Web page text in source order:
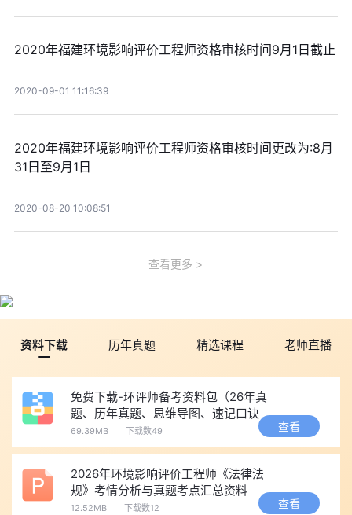
2020年福建环境影响评价工程师资格审核时间9月1日截止
2020-09-01 11:16:39
2020年福建环境影响评价工程师资格审核时间更改为:8月
31日至9月1日
2020-08-20 10:08:51
查看更多
资料下载 历年真题 精选课程 老师直播
免费下载-环评师备考资料包（26年真
题、历年真题、思维导图、速记口诀
等）
69.39MB 下载数49 查看
2026年环境影响评价工程师《法律法
规》考情分析与真题考点汇总资料
12.52MB 下载数12 查看